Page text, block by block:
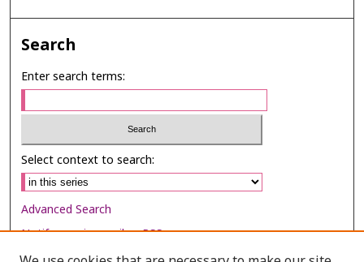
Search
Enter search terms:
Select context to search:
Advanced Search
Notify me via email orRSS